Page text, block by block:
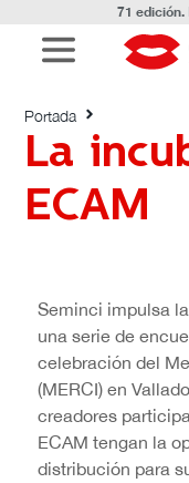
71 edición.
La
ECAM
Portada
La incubadora
Seminci impulsa
una serie de
celebración del
(MERCI) en
creadores
ECAM tengan la
distribución para